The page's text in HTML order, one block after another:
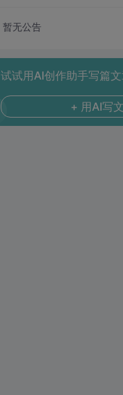
暂无公告
试试用AI创作助手写篇
+ 用AI写